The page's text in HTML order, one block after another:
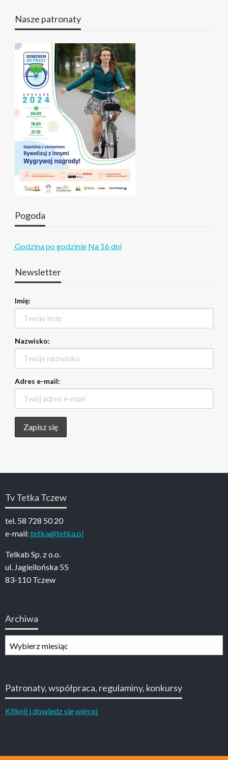
Nasze patronaty
Pogoda
Godzina po godzinie Na 16 dni
Newsletter
Imię:
Nazwisko:
Adres e-mail:
Tv Tetka Tczew
tel. 58 728 50 20
e-mail: tetka@tetka.pl
Telkab Sp. z o.o.
ul. Jagiellońska 55
83-110 Tczew
Archiwa
Patronaty, współpraca, regulaminy, konkursy
Kliknij i dowiedz się więcej